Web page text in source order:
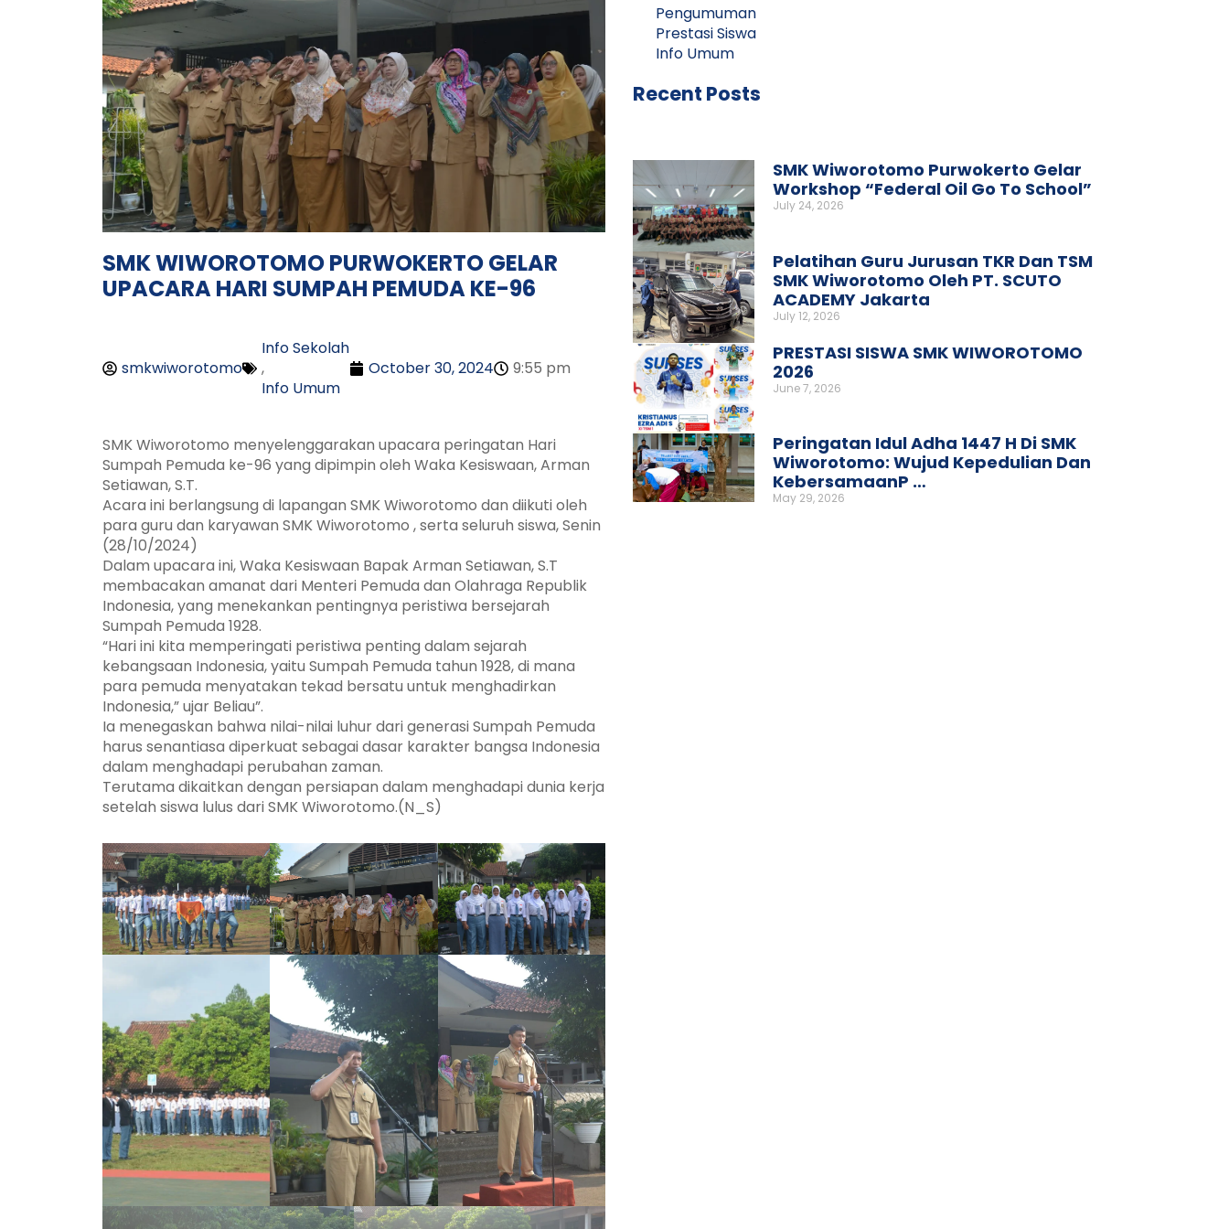
SMK WIWOROTOMO PURWOKERTO GELAR
UPACARA HARI SUMPAH PEMUDA KE-96
smkwiworotomo
Info Sekolah
,
Info Umum
October 30, 2024 9:55 pm
SMK Wiworotomo menyelenggarakan upacara peringatan Hari
Sumpah Pemuda ke-96 yang dipimpin oleh Waka Kesiswaan, Arman
Setiawan, S.T.
Acara ini berlangsung di lapangan SMK Wiworotomo dan diikuti oleh
para guru dan karyawan SMK Wiworotomo , serta seluruh siswa, Senin
(28/10/2024)
Dalam upacara ini, Waka Kesiswaan Bapak Arman Setiawan, S.T
membacakan amanat dari Menteri Pemuda dan Olahraga Republik
Indonesia, yang menekankan pentingnya peristiwa bersejarah
Sumpah Pemuda 1928.
“Hari ini kita memperingati peristiwa penting dalam sejarah
kebangsaan Indonesia, yaitu Sumpah Pemuda tahun 1928, di mana
para pemuda menyatakan tekad bersatu untuk menghadirkan
Indonesia,” ujar Beliau”.
Ia menegaskan bahwa nilai-nilai luhur dari generasi Sumpah Pemuda
harus senantiasa diperkuat sebagai dasar karakter bangsa Indonesia
dalam menghadapi perubahan zaman.
Terutama dikaitkan dengan persiapan dalam menghadapi dunia kerja
setelah siswa lulus dari SMK Wiworotomo.(N_S)
Pengumuman
Prestasi Siswa
Info Umum
Recent Posts
SMK Wiworotomo Purwokerto Gelar
Workshop “Federal Oil Go To School”
July 24, 2026
Pelatihan Guru Jurusan TKR Dan TSM
SMK Wiworotomo Oleh PT. SCUTO
ACADEMY Jakarta
July 12, 2026
PRESTASI SISWA SMK WIWOROTOMO
2026
June 7, 2026
Peringatan Idul Adha 1447 H Di SMK
Wiworotomo: Wujud Kepedulian Dan
KebersamaanP …
May 29, 2026